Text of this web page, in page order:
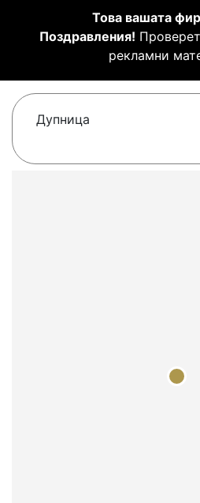
Това вашата
Поздравления!
рекламни
Дупница